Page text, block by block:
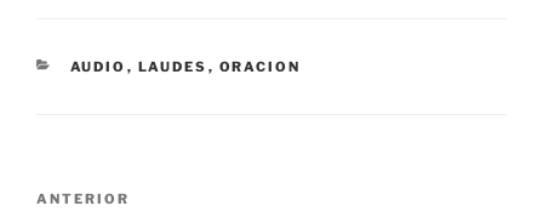
CATEGORÍAS
AUDIO , LAUDES , ORACION
Entrada
ANTERIOR